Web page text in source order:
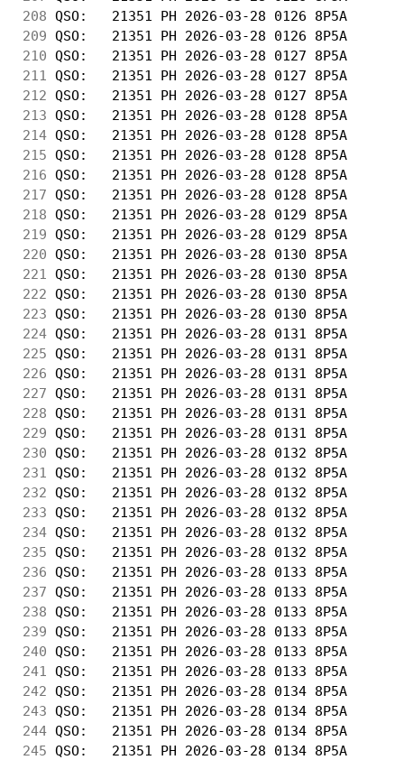
208 QSO:   21351 PH 2026-03-28 0126
209 QSO:   21351 PH 2026-03-28 0126
210 QSO:   21351 PH 2026-03-28 0127
211
QSO:   21351 PH 2026-03-28 0127
212 QSO:   21351 PH 2026-03-28 0127
213 QSO:   21351 PH 2026-03-28 0128
214 QSO:   21351 PH 2026-03-28 0128
215 QSO:   21351 PH 2026-03-28 0128
216 QSO:   21351 PH 2026-03-28 0128
217 QSO:   21351 PH 2026-03-28 0128
218 QSO:   21351 PH 2026-03-28 0129
219 QSO:   21351 PH 2026-03-28 0129
220 QSO:   21351 PH 2026-03-28 0130
221
QSO:   21351 PH 2026-03-28 0130
222 QSO:   21351 PH 2026-03-28 0130
223 QSO:   21351 PH 2026-03-28 0130
224 QSO:   21351 PH 2026-03-28 0131
225 QSO:   21351 PH 2026-03-28 0131
226 QSO:   21351 PH 2026-03-28 0131
227 QSO:   21351 PH 2026-03-28 0131
228 QSO:   21351 PH 2026-03-28 0131
229 QSO:   21351 PH 2026-03-28 0131
230 QSO:   21351 PH 2026-03-28 0132
231
QSO:   21351 PH 2026-03-28 0132
232 QSO:   21351 PH 2026-03-28 0132
233 QSO:   21351 PH 2026-03-28 0132
234 QSO:   21351 PH 2026-03-28 0132
235 QSO:   21351 PH 2026-03-28 0132
236 QSO:   21351 PH 2026-03-28 0133
237 QSO:   21351 PH 2026-03-28 0133
238 QSO:   21351 PH 2026-03-28 0133
239 QSO:   21351 PH 2026-03-28 0133
240 QSO:   21351 PH 2026-03-28 0133
241
QSO:   21351 PH 2026-03-28 0133
242 QSO:   21351 PH 2026-03-28 0134
243 QSO:   21351 PH 2026-03-28 0134
244 QSO:   21351 PH 2026-03-28 0134
245 QSO:   21351 PH 2026-03-28 0134